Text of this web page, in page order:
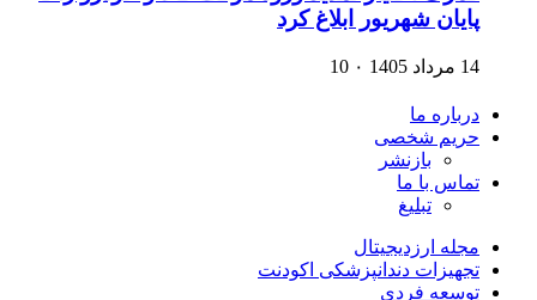
پایان شهریور ابلاغ کرد
14 مرداد 1405 ۰ 10
درباره ما
حریم شخصی
بازنشر
تماس با ما
تبلیغ
مجله ارزدیجیتال
تجهیزات دندانپزشکی اکودنت
توسعه فردی